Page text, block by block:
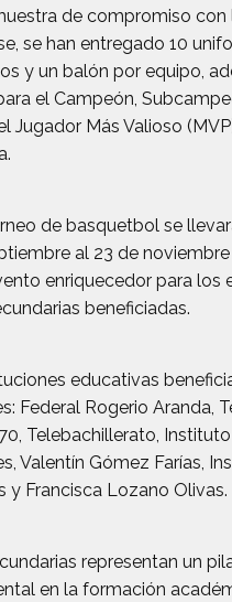
de compromiso
se han entregado 10
y un balón por equipo,
el Campeón,
Jugador Más Valioso
de basquetbol se
al 23 de
enriquecedor para los
beneficiadas.
educativas
Federal Rogerio Aranda,
Telebachillerato,
Valentín Gómez Farías,
y Francisca Lozano Olivas.
representan un
en la formación